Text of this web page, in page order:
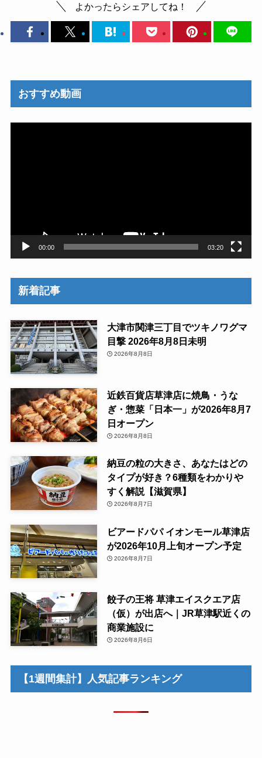
よかったらシェアしてね！
おすすめ動画
00:00 03:20
新着記事
大津市関津三丁目でツキノワグマ
目撃 2026年8月8日未明
2026年8月8日
近鉄百貨店草津店に焼鳥・うな
ぎ・惣菜「日本一」が2026年8月7
日オープン
2026年8月8日
納豆の粒の大きさ、あなたはどの
タイプが好き？6種類をわかりや
すく解説【滋賀県】
2026年8月7日
ビアードパパ イオンモール草津店
が2026年10月上旬オープン予定
2026年8月7日
餃子の王将 草津エイスクエア店
（仮）が出店へ｜JR草津駅近くの
商業施設に
2026年8月6日
【1週間集計】人気記事ランキング